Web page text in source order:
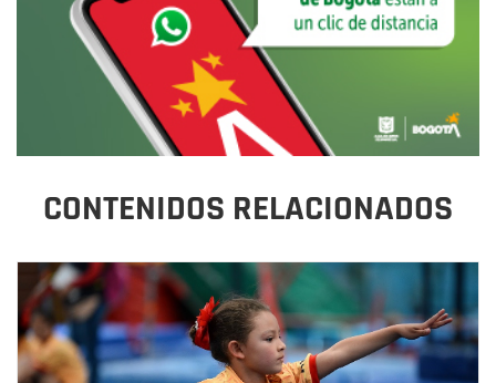
CONTENIDOS RELACIONADOS